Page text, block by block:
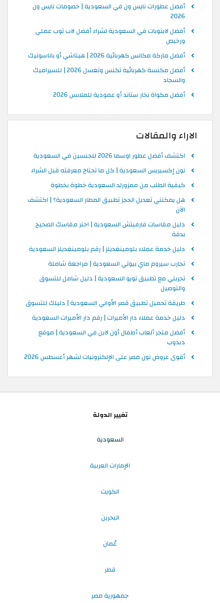
أفضل عطورات نايس ون في السعودية | خصومات نايس ون
2026
أفضل لابتوبات في السعودية لشراء أفضل لاب توب عملي
ورخيص
أفضل ماركة مكانس كهربائية 2026 | هيتاشي أو باناسونيك
أفضل مكنسة كهربائية تكنس وتغسل 2026 | للسيراميك
والسجاد
أفضل مكواة بخار ستاند أو عمودية للملابس 2026
الاراء والمقالات
اكتشف أفضل عطور اوسما 2026 للجنسين في السعودية
نون إكسبريس السعودية | كل ما تحتاج معرفته قبل الشراء
كيفية الطلب من ممزورلد السعودية خطوة بخطوة
هل يمكنني تعديل الحجز تطبيق المطار السعودية؟ | اكتشف
الآن
دليل مقاسات فارفيتش السعودية | اختر مقاسك الصحيح
بدقة
دليل خدمة عملاء بلومينغديلز | رقم بلومينغديلز السعودية
تجارب سيروم ماي بيوتي السعودية | مراجعة شاملة
تجربتي مع تطبيق تويو السعودية | دليل شامل للتسوق
والتوصيل
طريقة تحميل تطبيق قصر الأواني السعودية | دليلك للتسوق
دليل خدمة عملاء دار الأميرات | رقم دار الأميرات السعودية
أفضل متجر ألعاب أطفال أون لاين في السعودية | موقع
دبدوب
أقوى عروض نون مصر على الإلكترونيات لشهر أغسطس 2026
تغيير الدولة
السعودية
الإمارات العربية
الكويت
البحرين
عُمان
قطر
جمهورية مصر